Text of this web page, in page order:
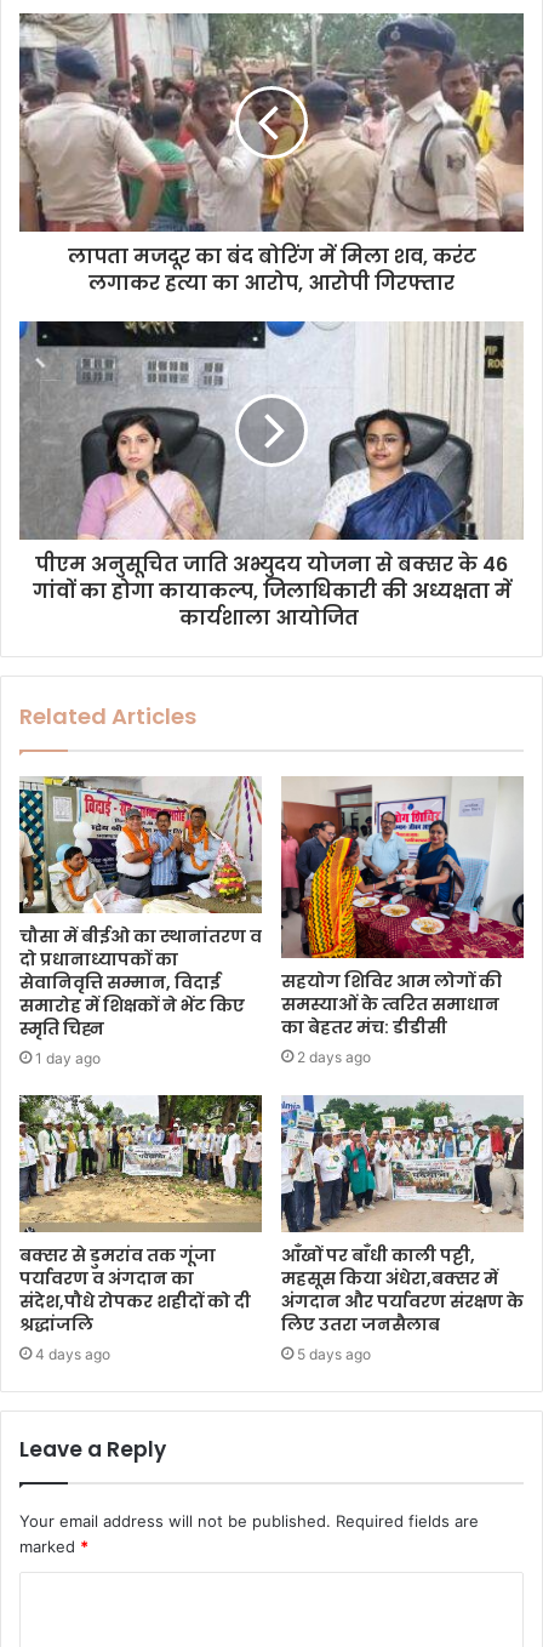
u
r
E
m
a
i
a
d
s
s
लापता मजदूर का बंद बोरिंग में मिला शव, करंट
लगाकर हत्या का आरोप, आरोपी गिरफ्तार
पीएम अनुसूचित जाति अभ्युदय योजना से बक्सर के 46
गांवों का होगा कायाकल्प, जिलाधिकारी की अध्यक्षता में
कार्यशाला आयोजित ​
Related Articles
चौसा में बीईओ का स्थानांतरण व
दो प्रधानाध्यापकों का
सेवानिवृत्ति सम्मान, विदाई
समारोह में शिक्षकों ने भेंट किए
स्मृति चिह्न
1 day ago
सहयोग शिविर आम लोगों की
समस्याओं के त्वरित समाधान
का बेहतर मंच: डीडीसी
2 days ago
बक्सर से डुमरांव तक गूंजा
पर्यावरण व अंगदान का
संदेश,पौधे रोपकर शहीदों को दी
श्रद्धांजलि
4 days ago
आँखों पर बाँधी काली पट्टी,
महसूस किया अंधेरा,बक्सर में
अंगदान और पर्यावरण संरक्षण के
लिए उतरा जनसैलाब
5 days ago
Leave a Reply
Your email address will not be published. Required fields are
marked *